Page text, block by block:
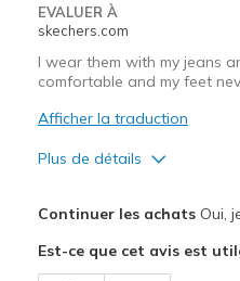
EVALUER À
skechers.com
I wear them with my jeans
comfortable and my feet
Afficher la traduction
Plus de détails
Comfortable
Continuer les achatsOui,
Est-ce que cet avis est